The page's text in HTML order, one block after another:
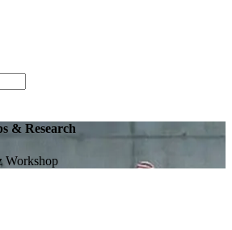
& Research
Workshop